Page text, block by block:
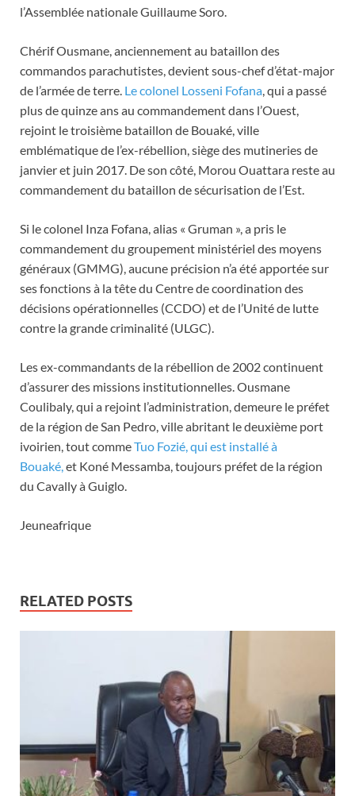
l’Assemblée nationale Guillaume Soro.
Chérif Ousmane, anciennement au bataillon des
commandos parachutistes, devient sous-chef d’état-major
de l’armée de terre. Le colonel Losseni Fofana, qui a passé
plus de quinze ans au commandement dans l’Ouest,
rejoint le troisième bataillon de Bouaké, ville
emblématique de l’ex-rébellion, siège des mutineries de
janvier et juin 2017. De son côté, Morou Ouattara reste au
commandement du bataillon de sécurisation de l’Est.
Si le colonel Inza Fofana, alias « Gruman », a pris le
commandement du groupement ministériel des moyens
généraux (GMMG), aucune précision n’a été apportée sur
ses fonctions à la tête du Centre de coordination des
décisions opérationnelles (CCDO) et de l’Unité de lutte
contre la grande criminalité (ULGC).
Les ex-commandants de la rébellion de 2002 continuent
d’assurer des missions institutionnelles. Ousmane
Coulibaly, qui a rejoint l’administration, demeure le préfet
de la région de San Pedro, ville abritant le deuxième port
ivoirien, tout commeTuo Fozié, qui est installé à
Bouaké,et Koné Messamba, toujours préfet de la région
du Cavally à Guiglo.
Jeuneafrique
RELATED POSTS